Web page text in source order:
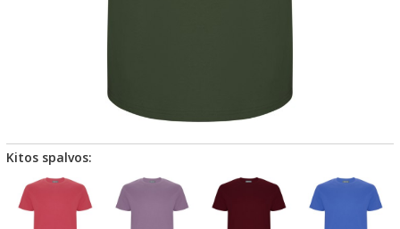
Kitos spalvos: